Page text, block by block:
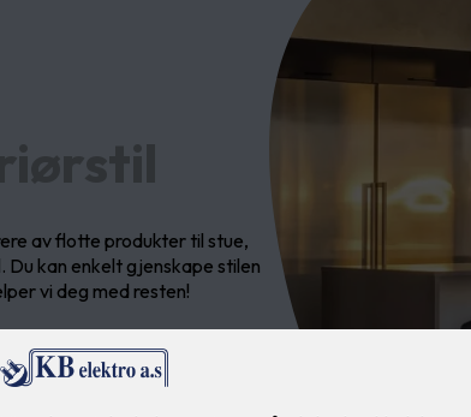
av flotte produkter til stue,
Du kan enkelt gjenskape stilen
vi deg med resten!